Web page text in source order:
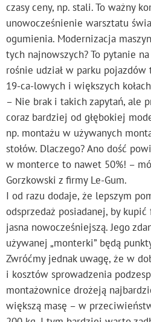
czasy ceny, np. stali. To ważny
unowocześnienie warsztatu
ogumienia. Modernizacja
tych najnowszych? To pytanie
rośnie udział w parku
19-ca-lowych i większych
– Nie brak i takich zapytań, ale
coraz bardziej od głębokiej
np. montażu w używanych
stołów. Dlaczego? Ano dość
w monterce to nawet 50%! –
Gorzkowski z firmy Le-Gum.
I od razu dodaje, że lepszym
odsprzedaż posiadanej, by
jasna nowocześniejszą. Jego
używanej „monterki” będą
Zwróćmy jednak uwagę, że w
i kosztów sprowadzenia
montażownice drożeją
większą masę – w